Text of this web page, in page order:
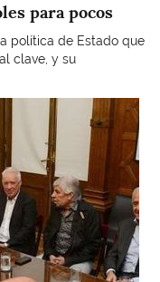
para pocos
política de Estado que
clave, y su